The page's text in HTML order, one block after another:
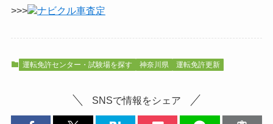
>>> ナビクル車査定
運転免許センター・試験場を探す 神奈川県 運転免許更新
SNSで情報をシェア